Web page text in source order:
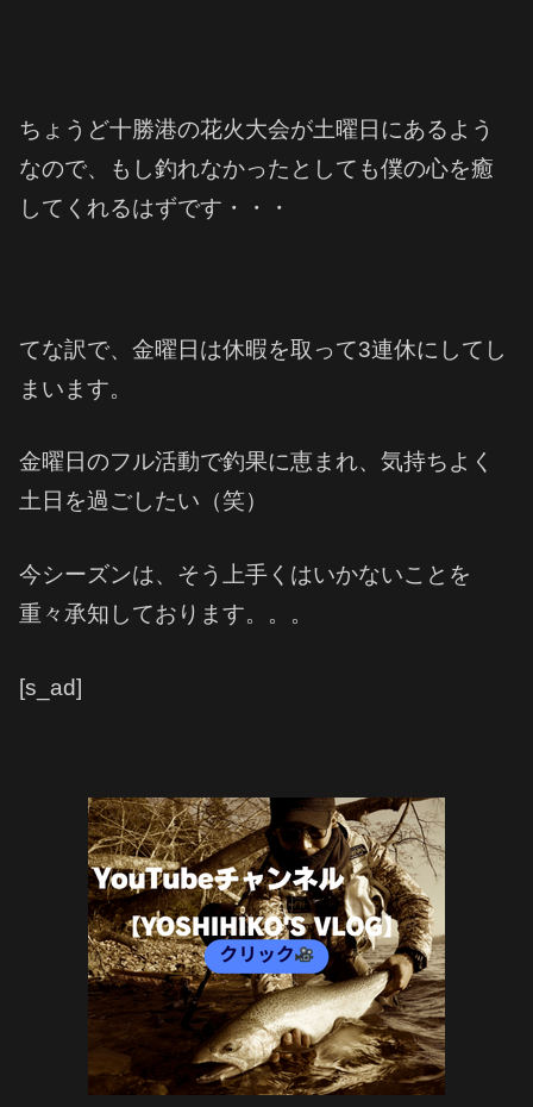
ちょうど十勝港の花火大会が土曜日にあるよう
なので、もし釣れなかったとしても僕の心を癒
してくれるはずです・・・
てな訳で、金曜日は休暇を取って3連休にしてし
まいます。
金曜日のフル活動で釣果に恵まれ、気持ちよく
土日を過ごしたい（笑）
今シーズンは、そう上手くはいかないことを
重々承知しております。。。
[s_ad]